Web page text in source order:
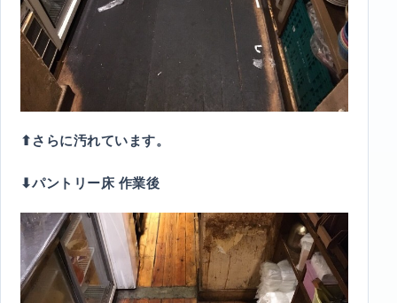
⬆︎さらに汚れています。
⬇︎パントリー床 作業後